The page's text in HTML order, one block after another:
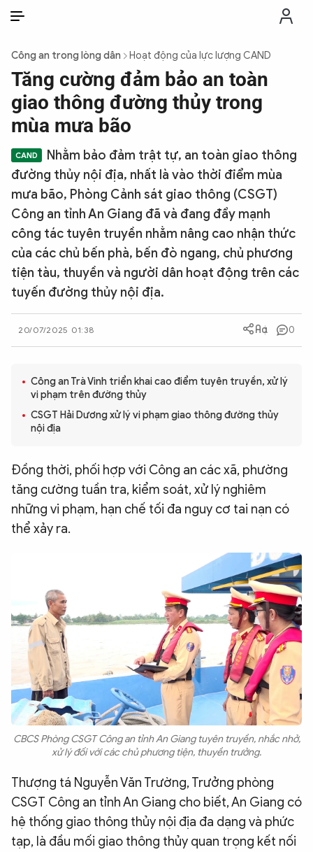
THỜI SỰ
CHỐNG DIỄN BIẾN HÒA BÌNH
CÔNG AN TRONG LÒNG DÂN
XÃ HỘI
PHÁP LUẬT
CÔNG NGHỆ
QUỐC TẾ
BẠN ĐỌC & CAND
ĐA PHƯƠNG TIỆN
eMagazine
Podcast
Video Ảnh
Văn nghệ Công an
Công an trong lòng dân Hoạt động của lực lượng CAND
Tăng cường đảm bảo an toàn
giao thông đường thủy trong
mùa mưa bão
Nhằm bảo đảm trật tự, an toàn giao thông
đường thủy nội địa, nhất là vào thời điểm mùa
mưa bão, Phòng Cảnh sát giao thông (CSGT)
Công an tỉnh An Giang đã và đang đẩy mạnh
công tác tuyên truyền nhằm nâng cao nhận thức
của các chủ bến phà, bến đò ngang, chủ phương
tiện tàu, thuyền và người dân hoạt động trên các
tuyến đường thủy nội địa.
20/07/2025 01:38 0
Công an Trà Vinh triển khai cao điểm tuyên truyền, xử lý
vi phạm trên đường thủy
CSGT Hải Dương xử lý vi phạm giao thông đường thủy
nội địa
Đồng thời, phối hợp với Công an các xã, phường
tăng cường tuần tra, kiểm soát, xử lý nghiêm
những vi phạm, hạn chế tối đa nguy cơ tai nạn có
thể xảy ra.
CBCS Phòng CSGT Công an tỉnh An Giang tuyên truyền, nhắc nhở,
xử lý đối với các chủ phương tiện, thuyền trưởng.
Thượng tá Nguyễn Văn Trường, Trưởng phòng
CSGT Công an tỉnh An Giang cho biết, An Giang có
hệ thống giao thông thủy nội địa đa dạng và phức
tạp, là đầu mối giao thông thủy quan trọng kết nối